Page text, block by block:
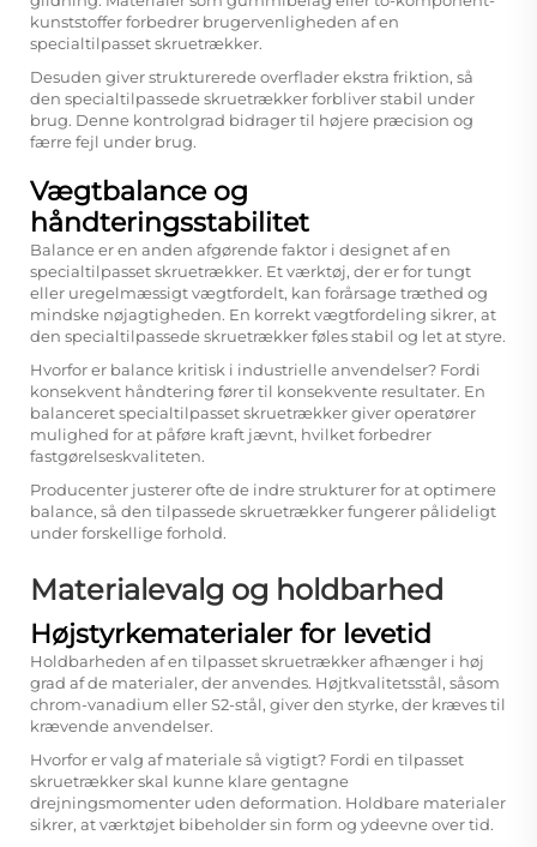
kunststoffer forbedrer brugervenligheden af en
specialtilpasset skruetrækker.
Desuden giver strukturerede overflader ekstra friktion, så
den specialtilpassede skruetrækker forbliver stabil under
brug. Denne kontrolgrad bidrager til højere præcision og
færre fejl under brug.
Vægtbalance og
håndteringsstabilitet
Balance er en anden afgørende faktor i designet af en
specialtilpasset skruetrækker. Et værktøj, der er for tungt
eller uregelmæssigt vægtfordelt, kan forårsage træthed og
mindske nøjagtigheden. En korrekt vægtfordeling sikrer, at
den specialtilpassede skruetrækker føles stabil og let at styre.
Hvorfor er balance kritisk i industrielle anvendelser? Fordi
konsekvent håndtering fører til konsekvente resultater. En
balanceret specialtilpasset skruetrækker giver operatører
mulighed for at påføre kraft jævnt, hvilket forbedrer
fastgørelseskvaliteten.
Producenter justerer ofte de indre strukturer for at optimere
balance, så den tilpassede skruetrækker fungerer pålideligt
under forskellige forhold.
Materialevalg og holdbarhed
Højstyrkematerialer for levetid
Holdbarheden af en tilpasset skruetrækker afhænger i høj
grad af de materialer, der anvendes. Højtkvalitetsstål, såsom
chrom-vanadium eller S2-stål, giver den styrke, der kræves til
krævende anvendelser.
Hvorfor er valg af materiale så vigtigt? Fordi en tilpasset
skruetrækker skal kunne klare gentagne
drejningsmomenter uden deformation. Holdbare materialer
sikrer, at værktøjet bibeholder sin form og ydeevne over tid.